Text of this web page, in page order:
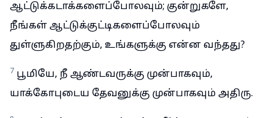
ஆட்டுக்கடாக்களைப்போலவும்; குன்றுகளே,
நீங்கள் ஆட்டுக்குட்டிகளைப்போலவும்
துள்ளுகிறதற்கும், உங்களுக்கு என்ன வந்தது?
7 பூமியே, நீ ஆண்டவருக்கு முன்பாகவும்,
யாக்கோபுடைய தேவனுக்கு முன்பாகவும் அதிரு.